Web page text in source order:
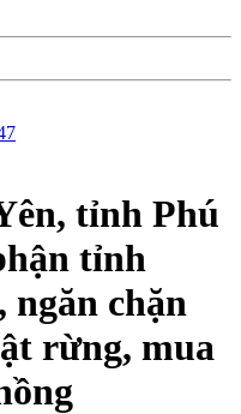
tỉnh Phú
tỉnh
ngăn chặn
rừng, mua